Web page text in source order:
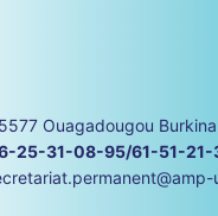
Ouagadougou
25-31-08-95/61-51-21-